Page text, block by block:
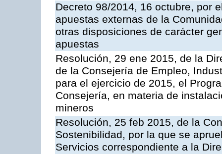
Decreto 98/2014, 16 octubre, por
apuestas externas de la
otras disposiciones de carácter
apuestas
Resolución, 29 ene 2015, de la
de la Consejería de Empleo,
para el ejercicio de 2015, el
Consejería, en materia de
mineros
Resolución, 25 feb 2015, de la
Sostenibilidad, por la que se
Servicios correspondiente a la